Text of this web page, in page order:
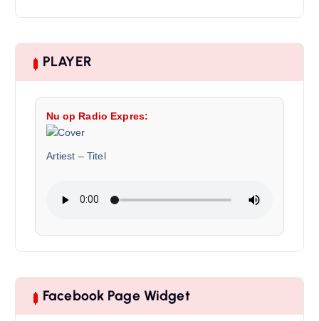
PLAYER
Nu op Radio Expres:
Artiest – Titel
Facebook Page Widget